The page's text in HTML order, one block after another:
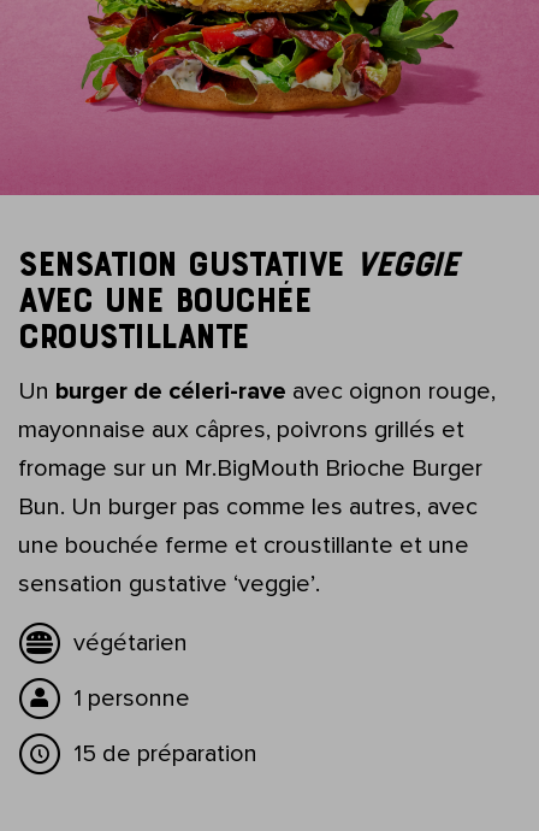
Sensation gustative VEGGIE
avec une bouchée
croustillante
Un burger de céleri-rave avec oignon rouge,
mayonnaise aux câpres, poivrons grillés et
fromage sur un Mr.BigMouth Brioche Burger
Bun. Un burger pas comme les autres, avec
une bouchée ferme et croustillante et une
sensation gustative ‘veggie’.
végétarien
1 personne
15 de préparation